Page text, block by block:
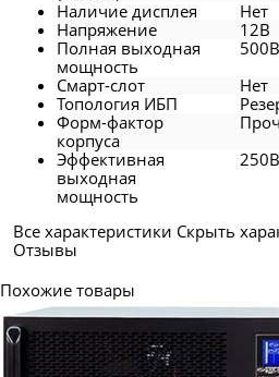
Наличие дисплея
Нет
Напряжение
12В
Полная выходная
мощность
Смарт-слот
Нет
Топология ИБП
Форм-фактор
корпуса
Эффективная
выходная
мощность
Все характеристики Скрыть
Отзывы
Похожие товары